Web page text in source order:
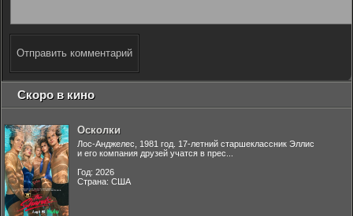
Отправить комментарий
Скоро в кино
Осколки
Лос-Анджелес, 1981 год. 17-летний старшеклассник Эллис
и его компания друзей учатся в прес...
Год: 2026
Страна: США